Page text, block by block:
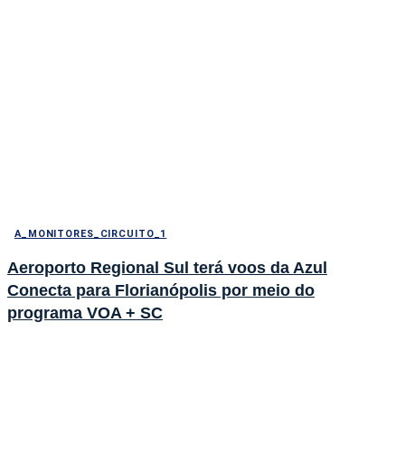
A_MONITORES_CIRCUITO_1
Aeroporto Regional Sul terá voos da Azul
Conecta para Florianópolis por meio do
programa VOA + SC